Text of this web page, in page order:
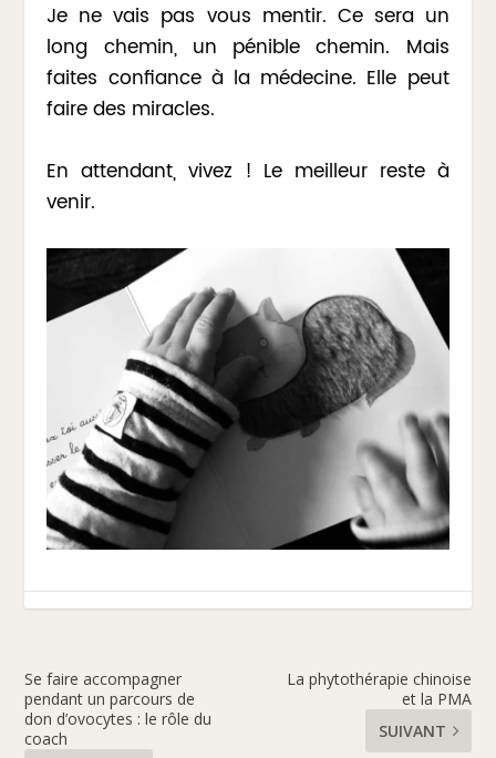
Je ne vais pas vous mentir. Ce sera un
long chemin, un pénible chemin. Mais
faites confiance à la médecine. Elle peut
faire des miracles.
En attendant, vivez ! Le meilleur reste à
venir.
Se faire accompagner
pendant un parcours de
don d’ovocytes : le rôle du
coach
La phytothérapie chinoise
et la PMA
SUIVANT